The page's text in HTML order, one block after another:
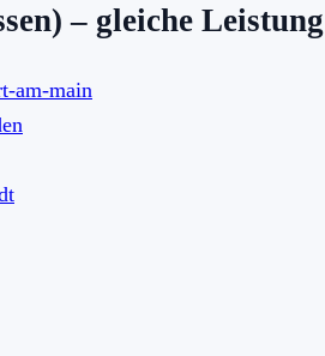
– gleiche Leistung
am-main